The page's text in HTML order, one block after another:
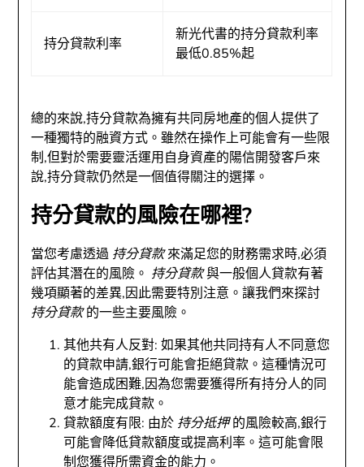
持分貸款利率
新光代書的持分貸款利率
最低0.85%起
總的來說,持分貸款為擁有共同房地產的個人提供了
一種獨特的融資方式。雖然在操作上可能會有一些限
制,但對於需要靈活運用自身資產的陽信開發客戶來
說,持分貸款仍然是一個值得關注的選擇。
持分貸款的風險在哪裡?
當您考慮透過 持分貸款來滿足您的財務需求時,必須
評估其潛在的風險。 持分貸款與一般個人貸款有著
幾項顯著的差異,因此需要特別注意。讓我們來探討
持分貸款的一些主要風險。
其他共有人反對: 如果其他共同持有人不同意您
的貸款申請,銀行可能會拒絕貸款。這種情況可
能會造成困難,因為您需要獲得所有持分人的同
意才能完成貸款。
貸款額度有限: 由於 持分抵押的風險較高,銀行
可能會降低貸款額度或提高利率。這可能會限
制您獲得所需資金的能力。